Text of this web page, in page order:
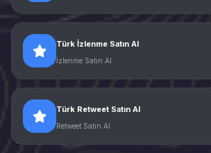
Türk İzlenme Satın Al
İzlenme Satın Al
Türk Retweet Satın Al
Retweet Satın Al